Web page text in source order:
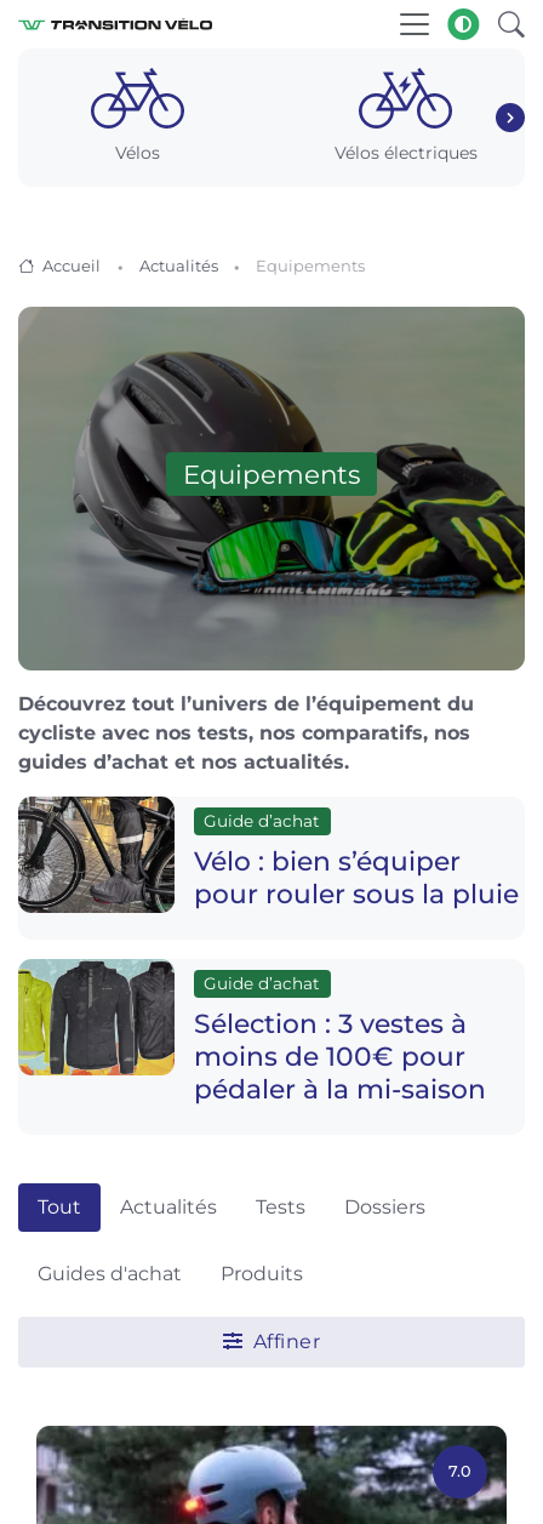
Vélos Vélos électriques
Accueil Actualités Equipements
Equipements
Découvrez tout l’univers de l’équipement du
cycliste avec nos tests, nos comparatifs, nos
guides d’achat et nos actualités.
Guide d’achat
Vélo : bien s’équiper
pour rouler sous la pluie
Guide d’achat
Sélection : 3 vestes à
moins de 100€ pour
pédaler à la mi-saison
Tout Actualités Tests Dossiers
Guides d'achat Produits
Affiner
7.0